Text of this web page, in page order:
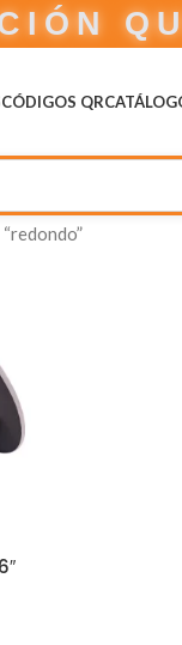
CÓDIGOS QR